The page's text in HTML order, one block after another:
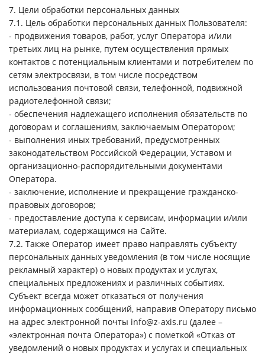
7. Цели обработки персональных данных
7.1. Цель обработки персональных данных Пользователя:
- продвижения товаров, работ, услуг Оператора и/или
третьих лиц на рынке, путем осуществления прямых
контактов с потенциальным клиентами и потребителем по
сетям электросвязи, в том числе посредством
использования почтовой связи, телефонной, подвижной
радиотелефонной связи;
- обеспечения надлежащего исполнения обязательств по
договорам и соглашениям, заключаемым Оператором;
- выполнения иных требований, предусмотренных
законодательством Российской Федерации, Уставом и
организационно-распорядительными документами
Оператора.
- заключение, исполнение и прекращение гражданско-
правовых договоров;
- предоставление доступа к сервисам, информации и/или
материалам, содержащимся на Сайте.
7.2. Также Оператор имеет право направлять субъекту
персональных данных уведомления (в том числе носящие
рекламный характер) о новых продуктах и услугах,
специальных предложениях и различных событиях.
Субъект всегда может отказаться от получения
информационных сообщений, направив Оператору письмо
на адрес электронной почты info@z-axis.ru (далее –
«электронная почта Оператора») с пометкой «Отказ от
уведомлений о новых продуктах и услугах и специальных